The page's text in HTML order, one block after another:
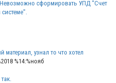
Невозможно сформировать УПД "Счет
узнал то что хотел
%14:%нояб